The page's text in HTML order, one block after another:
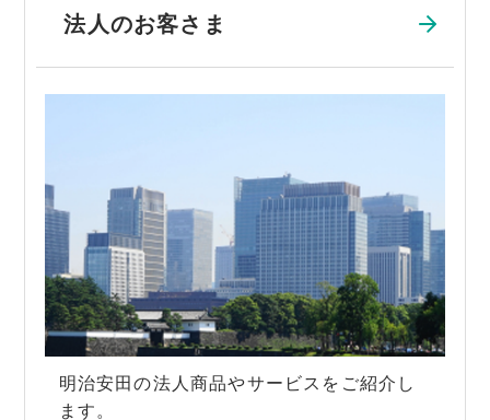
法人のお客さま
明治安田の法人商品やサービスをご紹介し
ます。